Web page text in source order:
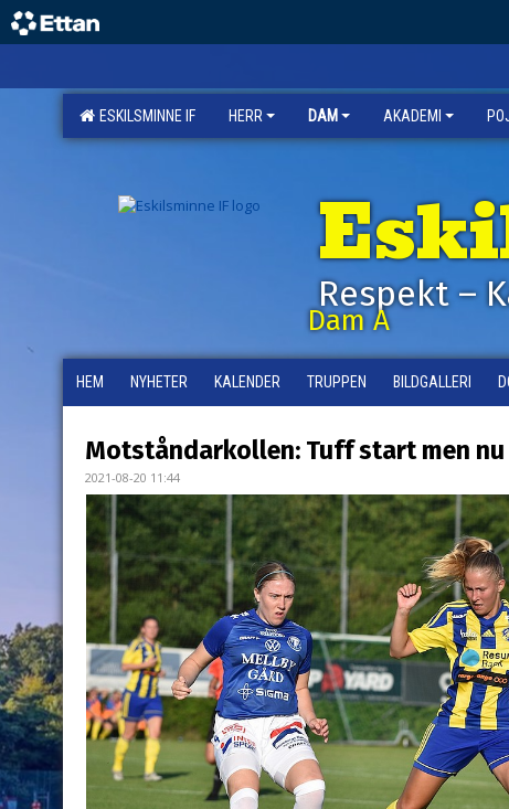
ESKILSMINNE IF HERR DAM AKADEMI
Respekt –
Dam A
HEM NYHETER KALENDER TRUPPEN BILDGALLERI
Motståndarkollen: Tuff start men nu
2021-08-20 11:44